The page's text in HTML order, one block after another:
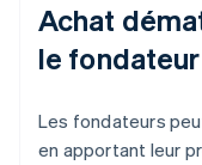
Achat
le fondateur
Les fondateurs
en apportant leur